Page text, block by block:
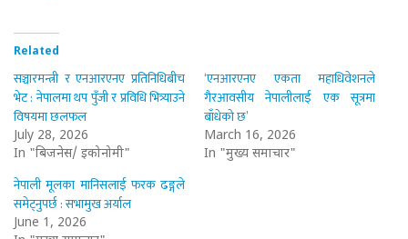
Related
सञ्चारमन्त्री र एनआरएनए प्रतिनिधिबीच
भेट : नेपालमा थप पुँजी र प्रविधि भित्र्याउने
विषयमा छलफल
July 28, 2026
In "बिजनेस/ इकोनोमी"
‘एनआरएनए एकता महाधिवेशनले
गैरआवसीय नेपालीलाई एक सूत्रमा
बाँधेको छ’
March 16, 2026
In "मुख्य समाचार"
नेपाली मूलका मानिसलाई फरक ढङ्गले
समेट्नुपर्छ : सभामुख अर्याल
June 1, 2026